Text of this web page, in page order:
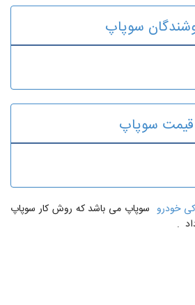
سوپاپ
قیمت سوپاپ
خودرو سوپاپ می باشد که روش کار سوپاپ
.